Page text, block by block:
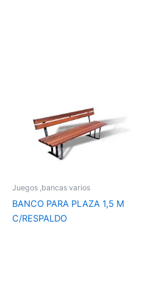
Juegos ,bancas varios
BANCO PARA PLAZA 1,5 M
C/RESPALDO